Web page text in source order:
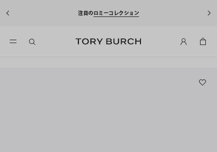
注目のロミーコレクション